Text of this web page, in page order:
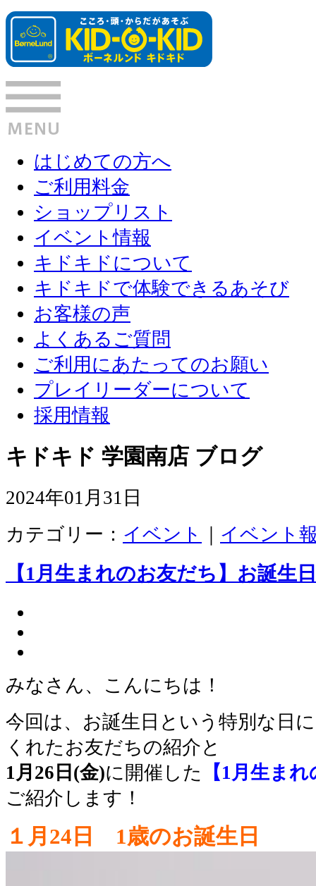
はじめての方へ
ご利用料金
ショップリスト
イベント情報
キドキドについて
キドキドで体験できるあそび
お客様の声
よくあるご質問
ご利用にあたってのお願い
プレイリーダーについて
採用情報
キドキド 学園南店 ブログ
2024年01月31日
カテゴリー： イベント イベント
【1月生まれのお友だち】お誕生
みなさん、こんにちは！
今回は、お誕生日という特別な日
くれたお友だちの紹介と
1月26日(金)に開催した
【1月生ま
ご紹介します！
１月24日 1歳のお誕生日